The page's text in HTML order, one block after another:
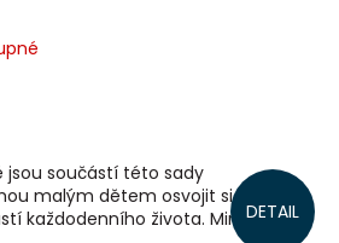
DETAIL
jsou součástí této sady
malým dětem osvojit si základní
každodenního života. Miniknížky s